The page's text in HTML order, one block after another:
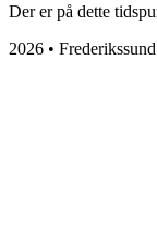
Der er på dette
2026 •